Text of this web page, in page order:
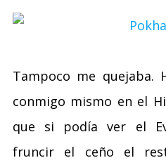
Tampoco me quejaba.
conmigo mismo en el
que si podía ver el
fruncir el ceño el